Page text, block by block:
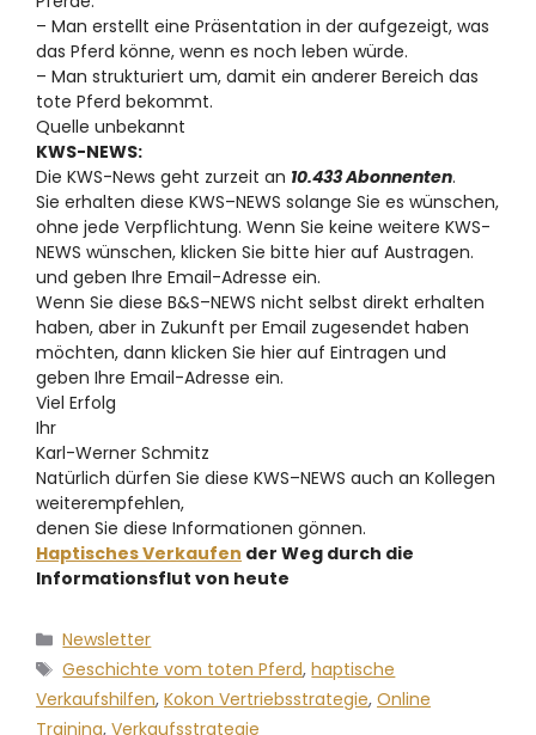
– Man erstellt eine Präsentation in der aufgezeigt, was
das Pferd könne, wenn es noch leben würde.
– Man strukturiert um, damit ein anderer Bereich das
tote Pferd bekommt.
Quelle unbekannt
KWS-NEWS:
Die KWS-News geht zurzeit an 10.433 Abonnenten.
Sie erhalten diese KWS–NEWS solange Sie es wünschen,
ohne jede Verpflichtung. Wenn Sie keine weitere KWS-
NEWS wünschen, klicken Sie bitte hier auf Austragen.
und geben Ihre Email-Adresse ein.
Wenn Sie diese B&S–NEWS nicht selbst direkt erhalten
haben, aber in Zukunft per Email zugesendet haben
möchten, dann klicken Sie hier auf Eintragen und
geben Ihre Email-Adresse ein.
Viel Erfolg
Ihr
Karl-Werner Schmitz
Natürlich dürfen Sie diese KWS–NEWS auch an Kollegen
weiterempfehlen,
denen Sie diese Informationen gönnen.
Haptisches Verkaufen der Weg durch die
Informationsflut von heute
Newsletter
Geschichte vom toten Pferd,haptische
Verkaufshilfen, Kokon Vertriebsstrategie, Online
Training, Verkaufsstrategie